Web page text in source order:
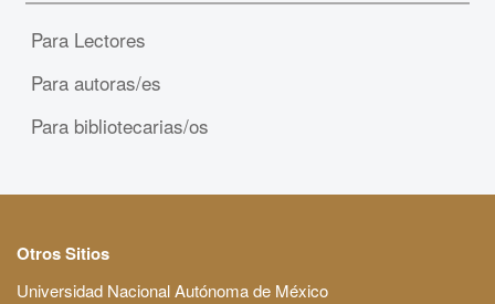
Para Lectores
Para autoras/es
Para bibliotecarias/os
Otros Sitios
Universidad Nacional Autónoma de México